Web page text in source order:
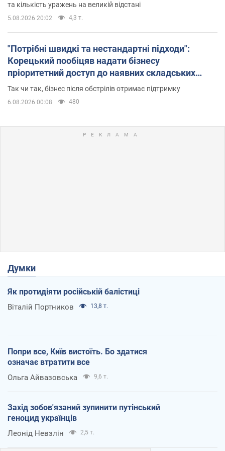
та кількість уражень на великій відстані
5.08.2026 20:02 4,3 т.
"Потрібні швидкі та нестандартні підходи":
Корецький пообіцяв надати бізнесу
пріоритетний доступ до наявних складських
приміщень
Так чи так, бізнес після обстрілів отримає підтримку
6.08.2026 00:08 480
Думки
Як протидіяти російській балістиці
Віталій Портников 13,8 т.
Попри все, Київ вистоїть. Бо здатися
означає втратити все
Ольга Айвазовська 9,6 т.
Захід зобов'язаний зупинити путінський
геноцид українців
Леонід Невзлін 2,5 т.